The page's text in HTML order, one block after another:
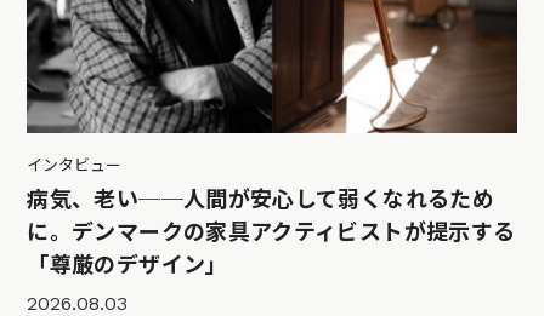
インタビュー
病気、老い──人間が安心して弱くなれるため
に。デンマークの家具アクティビストが提示する
「尊厳のデザイン」
2026.08.03